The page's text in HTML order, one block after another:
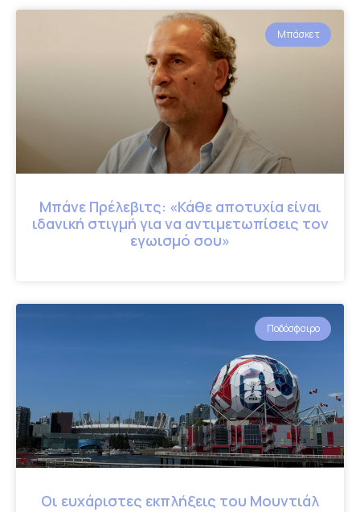
Μπάσκετ
Μπάνε Πρέλεβιτς: «Κάθε αποτυχία είναι
ιδανική στιγμή για να αντιμετωπίσεις τον
εγωισμό σου»
Ποδόσφαιρο
Οι ευχάριστες εκπλήξεις του Μουντιάλ